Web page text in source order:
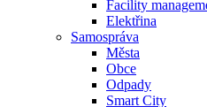
Facility
Elektřina
Samospráva
Města
Obce
Odpady
Smart City